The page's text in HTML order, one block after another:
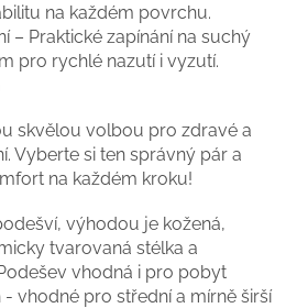
na každém povrchu.
– Praktické zapínání na suchý
pro rychlé nazutí i vyzutí.
skvělou volbou pro zdravé a
Vyberte si ten správný pár a
na každém kroku!
výhodou je kožená,
tvarovaná stélka a
vhodná i pro pobyt
- vhodné pro střední a mírně širší